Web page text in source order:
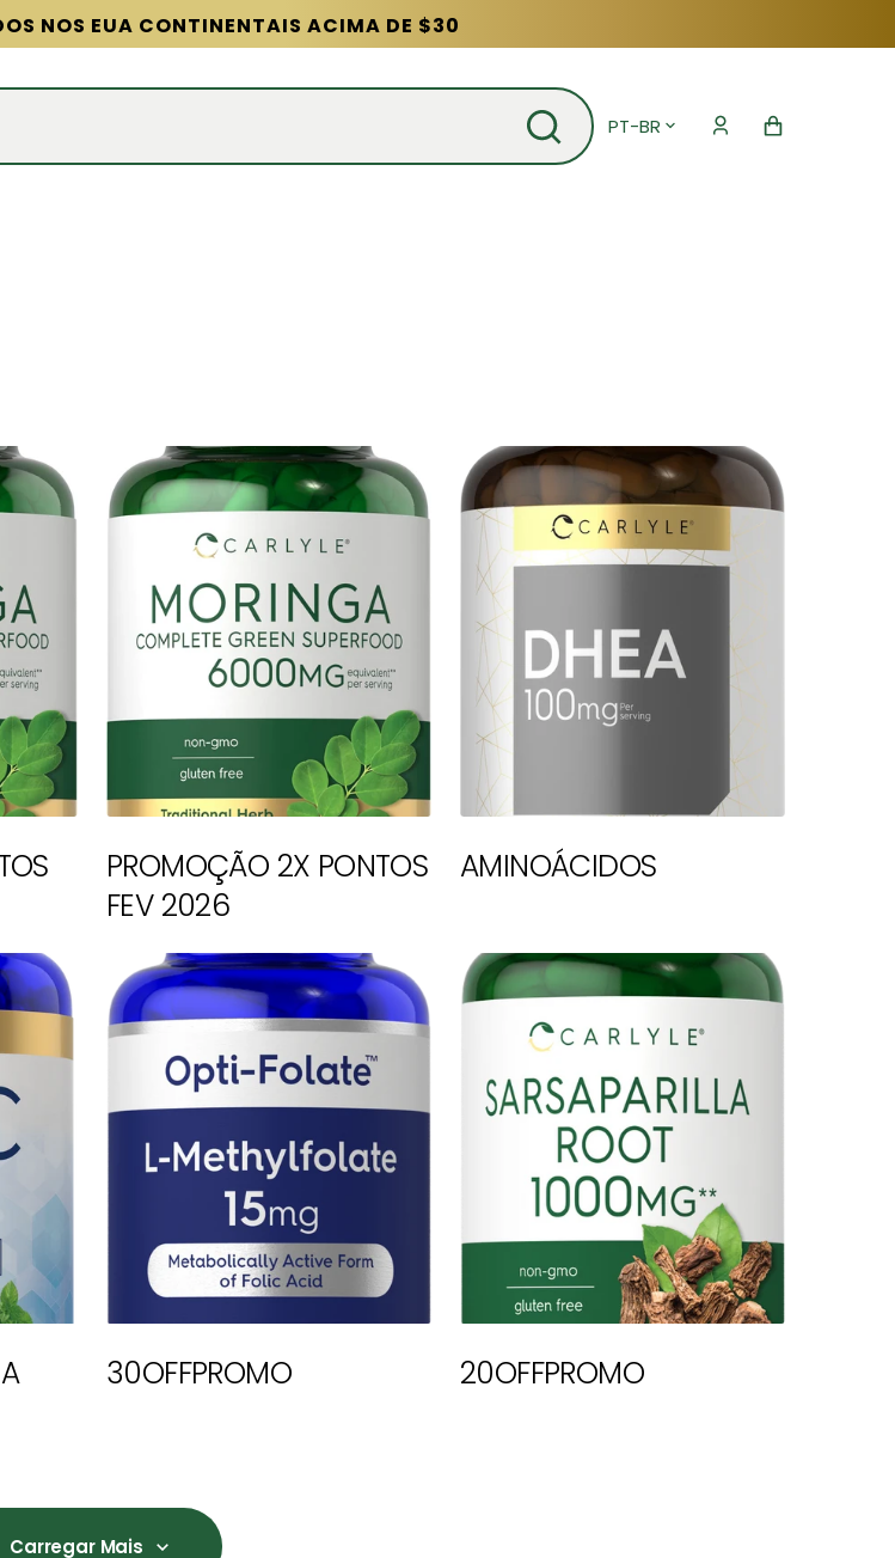
NOS EUA CONTINENTAIS ACIMA DE $30
PT-BR Carrinho
PROMOÇÃO 2X PONTOS
FEV 2026
AMINOÁCIDOS
30OFFPROMO 20OFFPROMO
Carregar Mais